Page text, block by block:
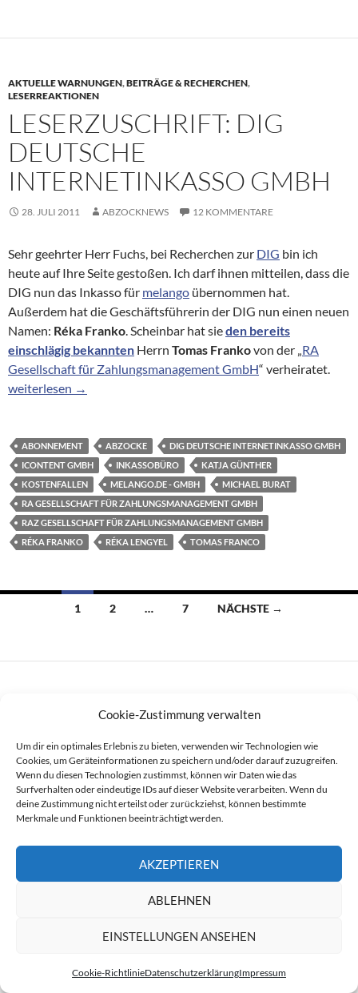
Cookie-Zustimmung verwalten
Um dir ein optimales Erlebnis zu bieten, verwenden wir Technologien wie
Cookies, um Geräteinformationen zu speichern und/oder darauf zuzugreifen.
Wenn du diesen Technologien zustimmst, können wir Daten wie das
Surfverhalten oder eindeutige IDs auf dieser Website verarbeiten. Wenn du
deine Zustimmung nicht erteilst oder zurückziehst, können bestimmte
Merkmale und Funktionen beeinträchtigt werden.
AKZEPTIEREN
ABLEHNEN
EINSTELLUNGEN ANSEHEN
Cookie-RichtlinieDatenschutzerklärungImpressum
AKTUELLE WARNUNGEN,BEITRÄGE & RECHERCHEN,
LESERREAKTIONEN
LESERZUSCHRIFT: DIG
DEUTSCHE
INTERNETINKASSO GMBH
28. JULI 2011 ABZOCKNEWS 12 KOMMENTARE
Sehr geehrter Herr Fuchs, bei Recherchen zur DIG bin ich
heute auf Ihre Seite gestoßen. Ich darf ihnen mitteilen, dass die
DIG nun das Inkasso für melango übernommen hat.
Außerdem hat die Geschäftsführerin der DIG nun einen neuen
Namen: Réka Franko. Scheinbar hat sieden bereits
einschlägig bekannten Herrn Tomas Frankovon der „RA
Gesellschaft für Zahlungsmanagement GmbH“ verheiratet.
Leserzuschrift: DIG Deutsche Internetinkasso GmbH
weiterlesen →
ABONNEMENT ABZOCKE
DIG DEUTSCHE INTERNETINKASSO GMBH
ICONTENT GMBH
INKASSOBÜRO
KATJA GÜNTHER
KOSTENFALLEN
MELANGO.DE - GMBH
MICHAEL BURAT
RA GESELLSCHAFT FÜR ZAHLUNGSMANAGEMENT GMBH
RAZ GESELLSCHAFT FÜR ZAHLUNGSMANAGEMENT GMBH
RÉKA FRANKO
RÉKA LENGYEL TOMAS FRANCO
Beitragsnavigation
1 2 … 7 NÄCHSTE →
Abzocknews.de ist ein seit 2007 bestehendes unabhängiges
Informationsportal und befindet sich im stetigen Auf-, Aus- und
Umbau. Bitte beachten Sie, dass Einträge den Stand der Dinge zum
Zeitpunkt einer Veröffentlichung spiegeln.
Social-Media , weitere
Abzocknews.de unterstützenkönnen.